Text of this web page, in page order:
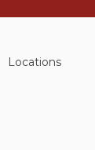
Locations